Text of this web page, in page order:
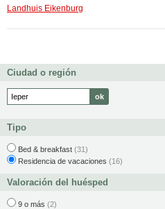
Landhuis Eikenburg
Ciudad o región
Tipo
Bed & breakfast (31)
Residencia de vacaciones (16)
Valoración del huésped
9 o más (2)